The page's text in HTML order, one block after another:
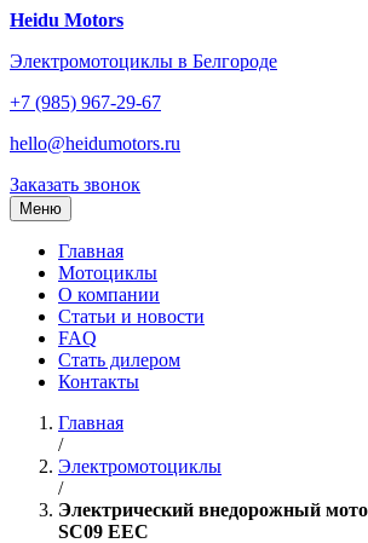
Перейти
содержанию
Heidu Motors
Электромотоциклы в Белгороде
+7 (985) 967-29-67
hello@heidumotors.ru
Заказать звонок
Меню
Главная
Мотоциклы
О компании
Статьи и новости
FAQ
Стать дилером
Контакты
Главная
/
Электромотоциклы
/
Электрический внедорожный
SC09 EEC